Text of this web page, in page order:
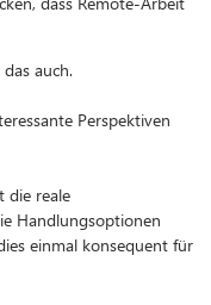
auch.
Perspektiven
die reale
Handlungsoptionen
einmal konsequent für